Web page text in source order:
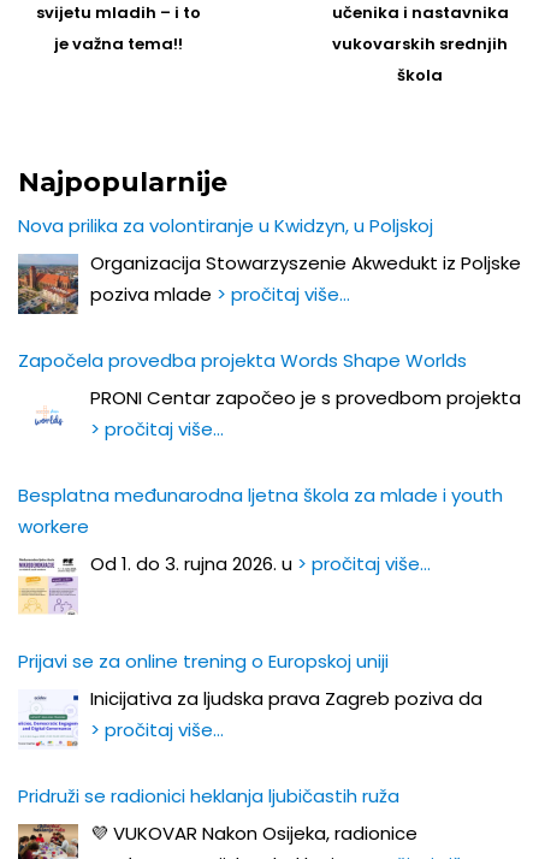
svijetu mladih – i to
je važna tema!!
učenika i nastavnika
vukovarskih srednjih
škola
Najpopularnije
Nova prilika za volontiranje u Kwidzyn, u Poljskoj
Organizacija Stowarzyszenie Akwedukt iz Poljske
poziva mlade > pročitaj više…
Započela provedba projekta Words Shape Worlds
PRONI Centar započeo je s provedbom projekta
> pročitaj više…
Besplatna međunarodna ljetna škola za mlade i youth
workere
Od 1. do 3. rujna 2026. u > pročitaj više…
Prijavi se za online trening o Europskoj uniji
Inicijativa za ljudska prava Zagreb poziva da
> pročitaj više…
Pridruži se radionici heklanja ljubičastih ruža
💜 VUKOVAR Nakon Osijeka, radionice